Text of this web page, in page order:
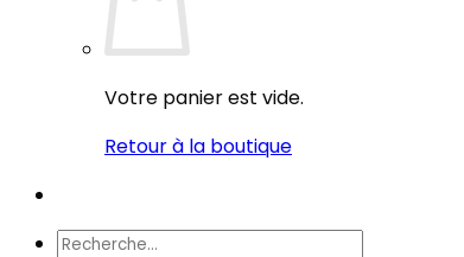
Votre panier est vide.
Retour à la boutique
Recherche